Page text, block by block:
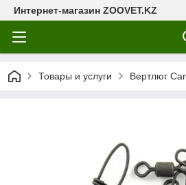
Интернет-магазин ZOOVET.KZ
Товары и услуги Вертлюг